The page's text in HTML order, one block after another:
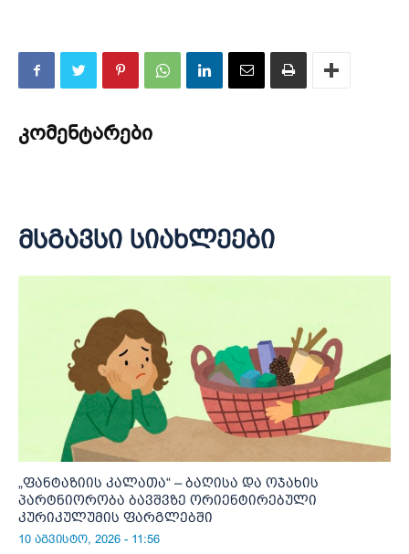
კომენტარები
მსგავსი სიახლეები
„ფანტაზიის კალათა“ – ბაღისა და ოჯახის
პარტნიორობა ბავშვზე ორიენტირებული
კურიკულუმის ფარგლებში
10 აგვისტო, 2026 - 11:56